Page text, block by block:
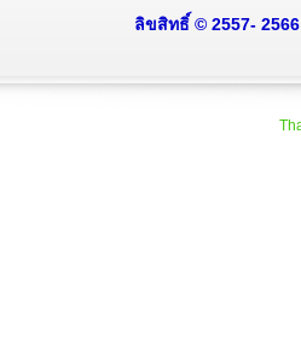
ลิขสิทธิ์ © 2557-